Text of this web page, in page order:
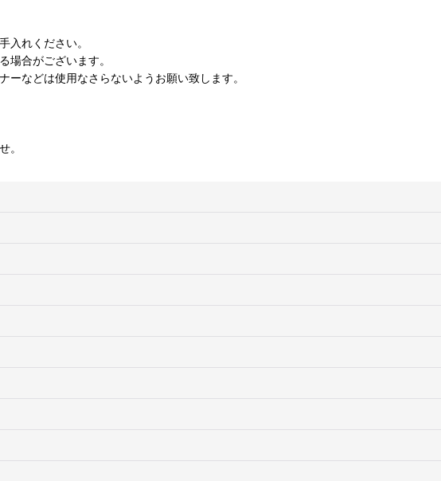
入れください。
場合がございます。
などは使用なさらないようお願い致します。
。